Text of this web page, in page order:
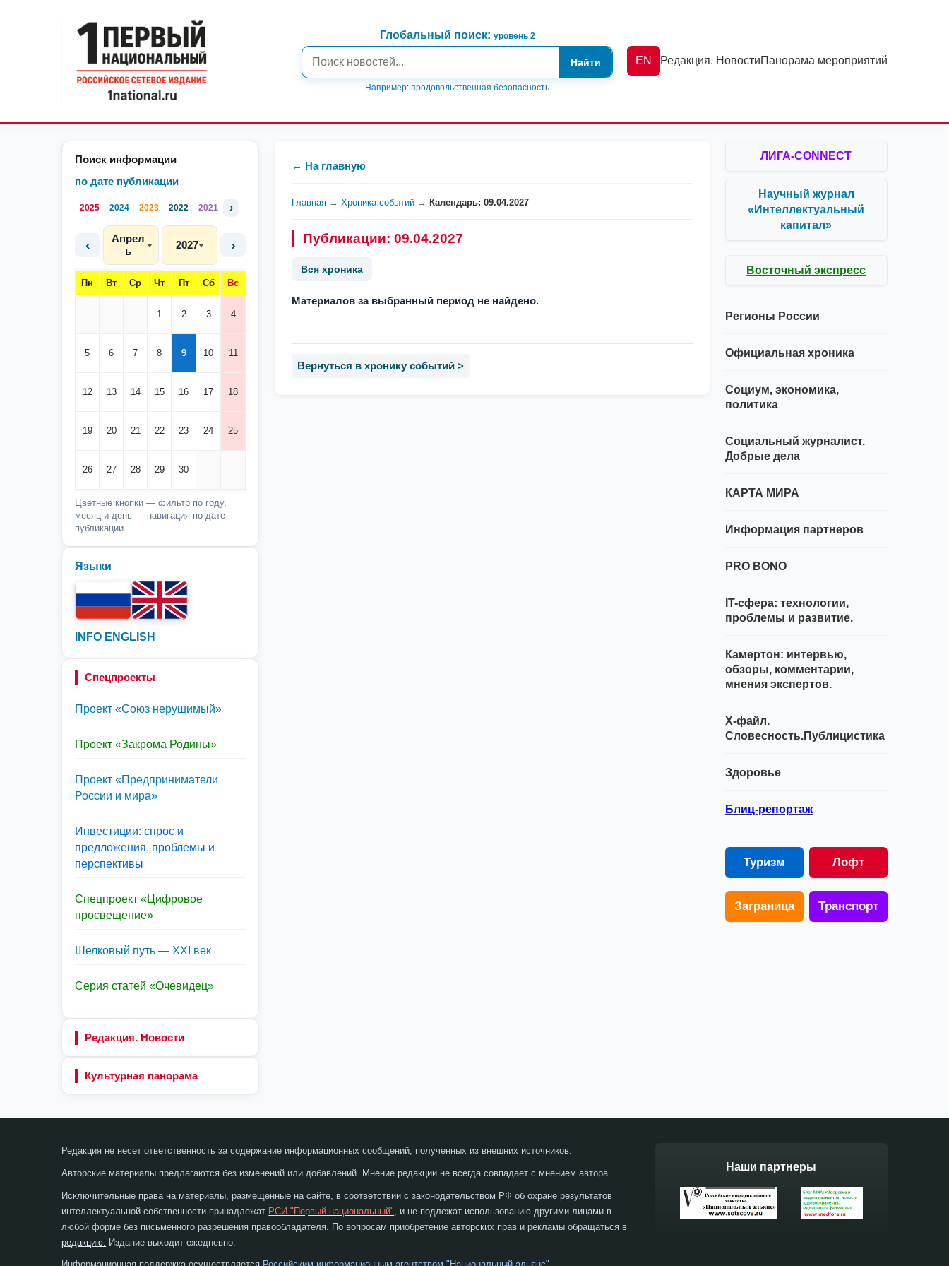
Глобальный поиск: уровень 2
Найти
Например: продовольственная безопасность
EN Редакция. НовостиПанорама мероприятий
Поиск информации
по дате публикации
2025 2024 2023 2022 2021 ›
‹
Апрел
ь
2027 ›
Пн Вт Ср Чт Пт Сб Вс
1 2 3 4
5 6 7 8 9 10 11
12 13 14 15 16 17 18
19 20 21 22 23 24 25
26 27 28 29 30
Цветные кнопки — фильтр по году,
месяц и день — навигация по дате
публикации.
Языки
INFO ENGLISH
Спецпроекты
Проект «Союз нерушимый»
Проект «Закрома Родины»
Проект «Предприниматели
России и мира»
Инвестиции: спрос и
предложения, проблемы и
перспективы
Спецпроект «Цифровое
просвещение»
Шелковый путь — XXI век
Серия статей «Очевидец»
Редакция. Новости
Культурная панорама
← На главную
Главная → Хроника событий → Календарь: 09.04.2027
Публикации: 09.04.2027
Вся хроника
Материалов за выбранный период не найдено.
Вернуться в хронику событий >
ЛИГА-CONNECT
Научный журнал
«Интеллектуальный
капитал»
Восточный экспресс
Регионы России
Официальная хроника
Социум, экономика,
политика
Социальный журналист.
Добрые дела
КАРТА МИРА
Информация партнеров
PRO BONO
IT-сфера: технологии,
проблемы и развитие.
Камертон: интервью,
обзоры, комментарии,
мнения экспертов.
Х-файл.
Словесность.Публицистика
Здоровье
Блиц-репортаж
Туризм Лофт
Заграница Транспорт
Редакция не несет ответственность за содержание информационных сообщений, полученных из внешних источников.
Авторские материалы предлагаются без изменений или добавлений. Мнение редакции не всегда совпадает с мнением автора.
Исключительные права на материалы, размещенные на сайте, в соответствии с законодательством РФ об охране результатов
интеллектуальной собственности принадлежат РСИ "Первый национальный" , и не подлежат использованию другими лицами в
любой форме без письменного разрешения правообладателя. По вопросам приобретение авторских прав и рекламы обращаться в
редакцию. Издание выходит ежедневно.
Наши партнеры